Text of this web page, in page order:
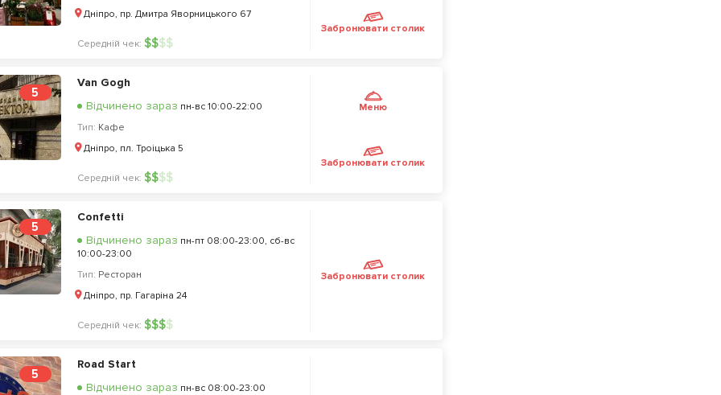
Дніпро, пр. Дмитра Яворницького 67
Середній чек: $$$$
Забронювати столик
5
Van Gogh
Відчинено зараз пн-вс 10:00-22:00
Тип: Кафе
Дніпро, пл. Троіцька 5
Середній чек: $$$$
Меню
Забронювати столик
5
Confetti
Відчинено зараз пн-пт 08:00-23:00, сб-вс
10:00-23:00
Тип: Ресторан
Дніпро, пр. Гагаріна 24
Середній чек: $$$$
Забронювати столик
5
Road Start
Відчинено зараз пн-вс 08:00-23:00